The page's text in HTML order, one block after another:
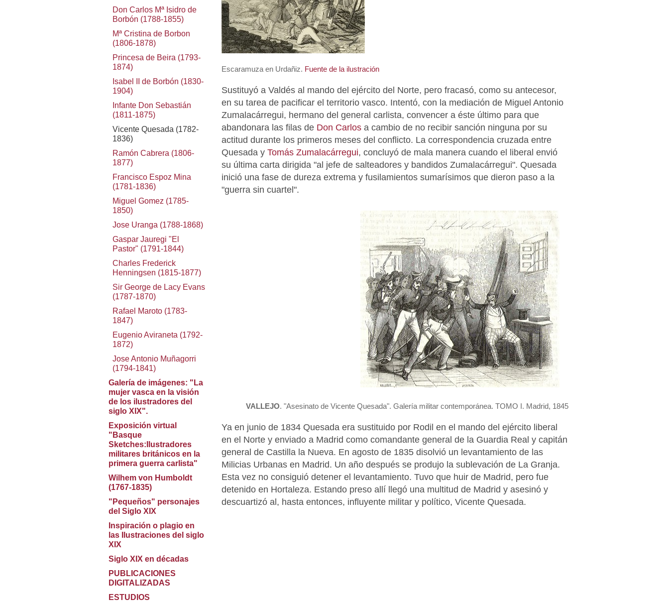
Escaramuza en Urdañiz. Fuente de la ilustración
Sustituyó a Valdés al mando del ejército del Norte, pero fracasó, como su antecesor,
en su tarea de pacificar el territorio vasco. Intentó, con la mediación de Miguel Antonio
Zumalacárregui, hermano del general carlista, convencer a éste último para que
abandonara las filas deDon Carlosa cambio de no recibir sanción ninguna por su
actitud durante los primeros meses del conflicto. La correspondencia cruzada entre
Quesada y Tomás Zumalacárregui, concluyó de mala manera cuando el liberal envió
su última carta dirigida "al jefe de salteadores y bandidos Zumalacárregui". Quesada
inició una fase de dureza extrema y fusilamientos sumarísimos que dieron paso a la
"guerra sin cuartel".
VALLEJO. "Asesinato de Vicente Quesada". Galería militar contemporánea. TOMO I. Madrid, 1845
Ya en junio de 1834 Quesada era sustituido por Rodil en el mando del ejército liberal
en el Norte y enviado a Madrid como comandante general de la Guardia Real y capitán
general de Castilla la Nueva. En agosto de 1835 disolvió un levantamiento de las
Milicias Urbanas en Madrid. Un año después se produjo la sublevación de La Granja.
Esta vez no consiguió detener el levantamiento. Tuvo que huir de Madrid, pero fue
detenido en Hortaleza. Estando preso allí llegó una multitud de Madrid y asesinó y
descuartizó al, hasta entonces, influyente militar y político, Vicente Quesada.
Don Carlos Mª Isidro de
Borbón (1788-1855)
Mª Cristina de Borbon
(1806-1878)
Princesa de Beira (1793-
1874)
Isabel II de Borbón (1830-
1904)
Infante Don Sebastián
(1811-1875)
Vicente Quesada (1782-
1836)
Ramón Cabrera (1806-
1877)
Francisco Espoz Mina
(1781-1836)
Miguel Gomez (1785-
1850)
Jose Uranga (1788-1868)
Gaspar Jauregi "El
Pastor" (1791-1844)
Charles Frederick
Henningsen (1815-1877)
Sir George de Lacy Evans
(1787-1870)
Rafael Maroto (1783-
1847)
Eugenio Aviraneta (1792-
1872)
Jose Antonio Muñagorri
(1794-1841)
Galería de imágenes: "La
mujer vasca en la visión
de los ilustradores del
siglo XIX".
Exposición virtual
"Basque
Sketches:Ilustradores
militares británicos en la
primera guerra carlista"
Wilhem von Humboldt
(1767-1835)
"Pequeños" personajes
del Siglo XIX
Inspiración o plagio en
las Ilustraciones del siglo
XIX
Siglo XIX en décadas
PUBLICACIONES
DIGITALIZADAS
ESTUDIOS